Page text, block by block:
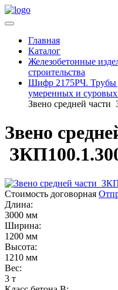
Главная
Каталог
Железобетонные
строительства
Шифр 2175РЧ. Трубы
умеренных и
Звено средней
Звено
Стоимость договорная
Длина:
3000 мм
Ширина:
1200 мм
Высота:
1210 мм
Вес:
3 т